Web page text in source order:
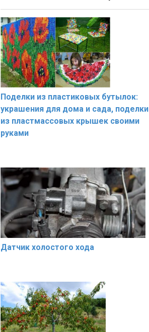
Поделки из пластиковых бутылок:
украшения для дома и сада, поделки
из пластмассовых крышек своими
руками
Датчик холостого хода